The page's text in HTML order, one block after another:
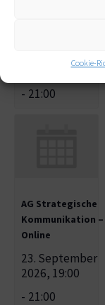
Cookie-
2026, 19:00
- 21:00
AG Strategische
Kommunikation –
Online
23. September
2026, 19:00
- 21:00